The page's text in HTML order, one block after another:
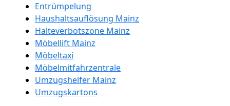
Entrümpelung
Haushaltsauflösung Mainz
Halteverbotszone Mainz
Möbellift Mainz
Möbeltaxi
Möbelmitfahrzentrale
Umzugshelfer Mainz
Umzugskartons